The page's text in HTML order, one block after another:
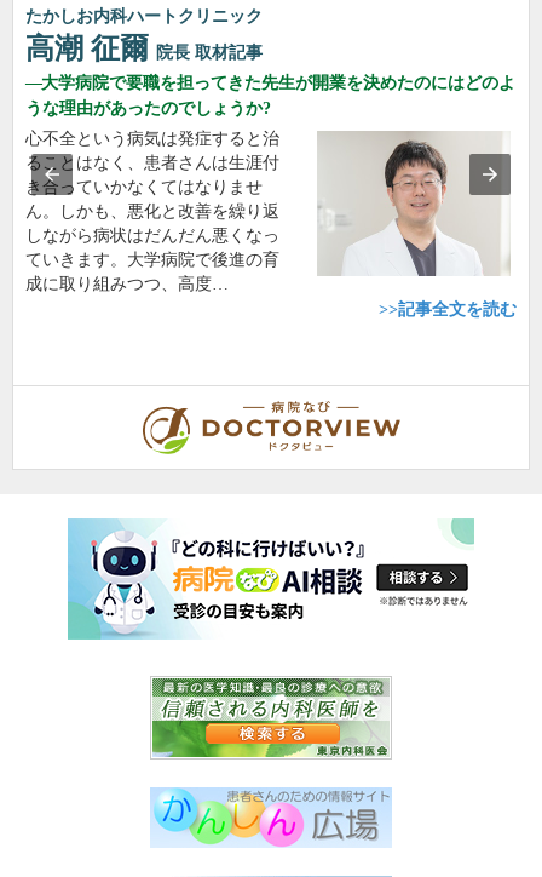
たかしお内科ハートクリニック
高潮 征爾 院長 取材記事
大学病院で要職を担ってきた先生が開業を決めたのにはどのよ
うな理由があったのでしょうか?
心不全という病気は発症すると治
ることはなく、患者さんは生涯付
き合っていかなくてはなりませ
ん。しかも、悪化と改善を繰り返
しながら病状はだんだん悪くなっ
ていきます。大学病院で後進の育
成に取り組みつつ、高度…
>>記事全文を読む